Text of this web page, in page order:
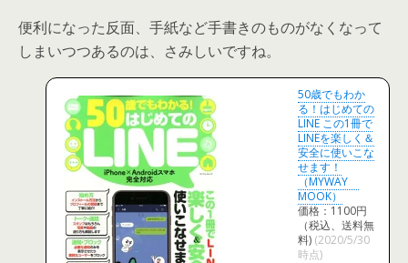
便利になった反面、手紙など手書きのものがなくなって
しまいつつあるのは、さみしいですね。
50歳でもわか
る！はじめての
LINE この1冊で
LINEを楽しく＆
安全に使いこな
せます！
（MYWAY
MOOK）
価格：1100円
（税込、送料無
料) (2020/5/30
時点)